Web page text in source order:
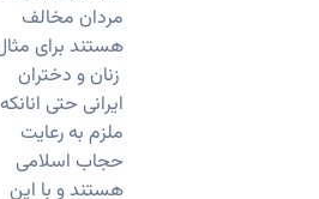
مردان مخالف
هستند برای مثال
زنان و دختران
ایرانی حتی انانکه
ملزم به رعایت
حجاب اسلامی
هستند و با این